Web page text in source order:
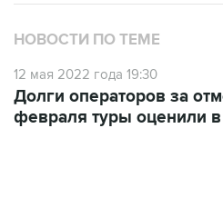
12 мая 2022 года 19:30
февраля туры оценили в